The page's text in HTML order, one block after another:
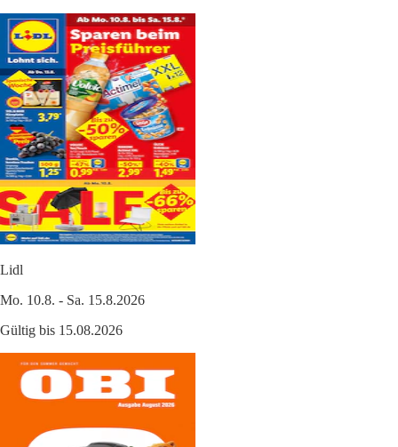
Lidl
Mo. 10.8. - Sa. 15.8.2026
Gültig bis 15.08.2026